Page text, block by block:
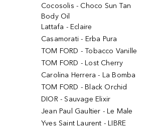
Cocosolis - Choco Sun Tan
Body Oil
Lattafa - Eclaire
Casamorati - Erba Pura
TOM FORD - Tobacco Vanille
TOM FORD - Lost Cherry
Carolina Herrera - La Bomba
TOM FORD - Black Orchid
DIOR - Sauvage Elixir
Jean Paul Gaultier - Le Male
Yves Saint Laurent - LIBRE